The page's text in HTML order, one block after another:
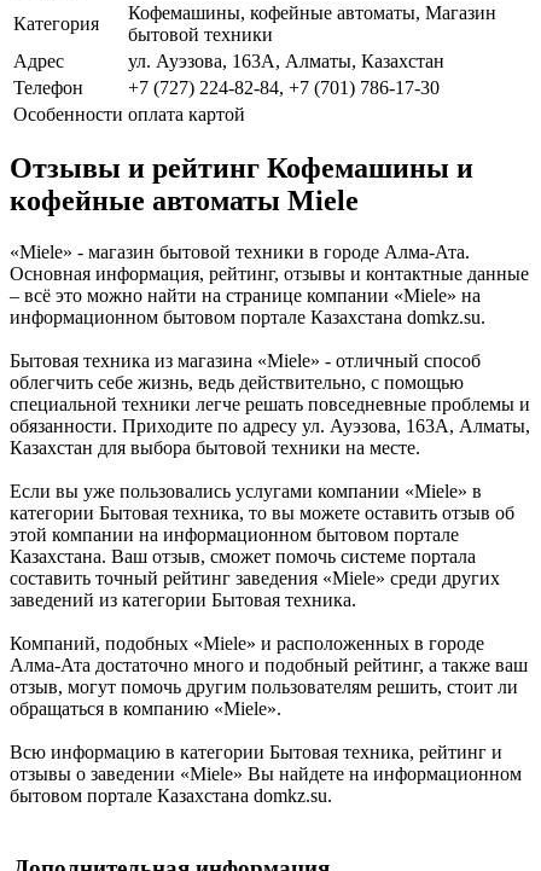
Категория
Кофемашины, кофейные автоматы, Магазин
бытовой техники
Адрес
ул. Ауэзова, 163А, Алматы, Казахстан
Телефон
+7 (727) 224-82-84, +7 (701) 786-17-30
Особенности оплата картой
Отзывы и рейтинг Кофемашины и
кофейные автоматы Miele
«Miele» - магазин бытовой техники в городе Алма-Ата.
Основная информация, рейтинг, отзывы и контактные данные
– всё это можно найти на странице компании «Miele» на
информационном бытовом портале Казахстана domkz.su.
Бытовая техника из магазина «Miele» - отличный способ
облегчить себе жизнь, ведь действительно, с помощью
специальной техники легче решать повседневные проблемы и
обязанности. Приходите по адресу ул. Ауэзова, 163А, Алматы,
Казахстан для выбора бытовой техники на месте.
Если вы уже пользовались услугами компании «Miele» в
категории Бытовая техника, то вы можете оставить отзыв об
этой компании на информационном бытовом портале
Казахстана. Ваш отзыв, сможет помочь системе портала
составить точный рейтинг заведения «Miele» среди других
заведений из категории Бытовая техника.
Компаний, подобных «Miele» и расположенных в городе
Алма-Ата достаточно много и подобный рейтинг, а также ваш
отзыв, могут помочь другим пользователям решить, стоит ли
обращаться в компанию «Miele».
Всю информацию в категории Бытовая техника, рейтинг и
отзывы о заведении «Miele» Вы найдете на информационном
бытовом портале Казахстана domkz.su.